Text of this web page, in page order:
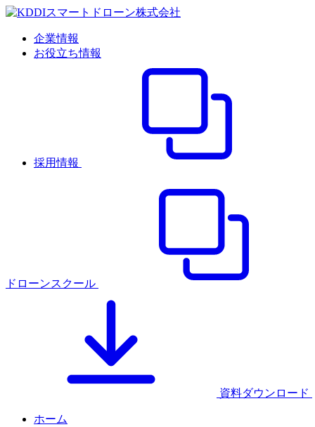
企業情報
お役立ち情報
採用情報
ドローンスクール
資料ダウンロード
ホーム